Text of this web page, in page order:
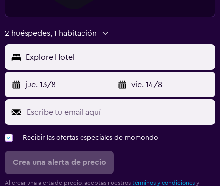
2 huéspedes, 1 habitación
Explore Hotel
jue. 13/8 vie. 14/8
Recibir las ofertas especiales de momondo
Crea una alerta de precio
Al crear una alerta de precio, aceptas nuestros términos y condiciones y